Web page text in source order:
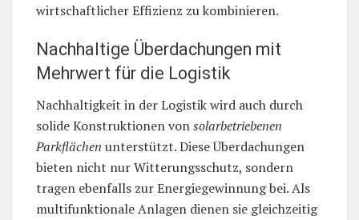
wirtschaftlicher Effizienz zu kombinieren.
Nachhaltige Überdachungen mit
Mehrwert für die Logistik
Nachhaltigkeit in der Logistik wird auch durch
solide Konstruktionen vonsolarbetriebenen
Parkflächen unterstützt. Diese Überdachungen
bieten nicht nur Witterungsschutz, sondern
tragen ebenfalls zur Energiegewinnung bei. Als
multifunktionale Anlagen dienen sie gleichzeitig